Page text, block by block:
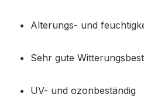
Alterungs- und
Sehr gute
UV- und ozonbeständig